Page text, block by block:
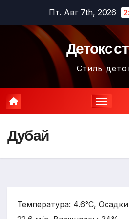
содержимому
Пт. Авг 7th, 2026
Детокс
Стиль
Дубай
Температура: 4.6°C,